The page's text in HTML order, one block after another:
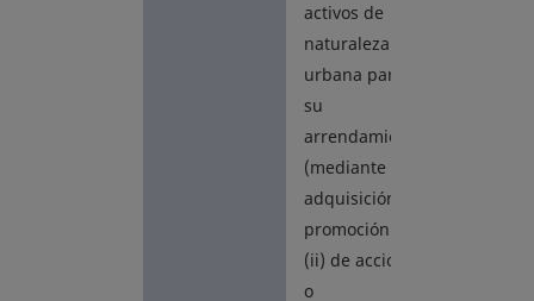
activos de
naturaleza
urbana para
su
arrendamiento
(mediante
adquisición o
promoción) o
(ii) de acciones
o